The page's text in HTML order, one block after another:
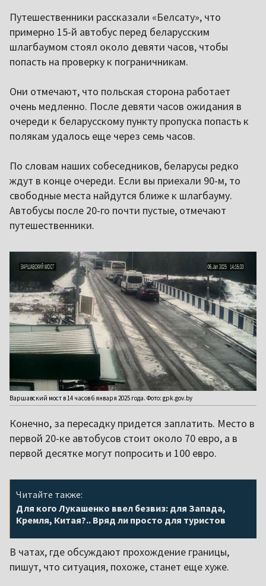
Путешественники рассказали «Белсату», что
примерно 15-й автобус перед беларусским
шлагбаумом стоял около девяти часов, чтобы
попасть на проверку к пограничникам.
Они отмечают, что польская сторона работает
очень медленно. После девяти часов ожидания в
очереди к беларусскому пункту пропуска попасть к
полякам удалось еще через семь часов.
По словам наших собеседников, беларусы редко
ждут в конце очереди. Если вы приехали 90-м, то
свободные места найдутся ближе к шлагбауму.
Автобусы после 20-го почти пустые, отмечают
путешественники.
Варшавский мост в 14 часов 6 января 2025 года. Фото: gpk.gov.by
Конечно, за пересадку придется заплатить. Место в
первой 20-ке автобусов стоит около 70 евро, а в
первой десятке могут попросить и 100 евро.
Читайте также:
Для кого Лукашенко ввел безвиз: для Запада,
Кремля, Китая?.. Вряд ли просто для туристов
В чатах, где обсуждают прохождение границы,
пишут, что ситуация, похоже, станет еще хуже.